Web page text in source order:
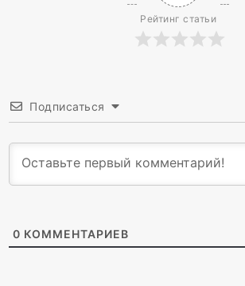
Рейтинг статьи
Подписаться
0 КОММЕНТАРИЕВ